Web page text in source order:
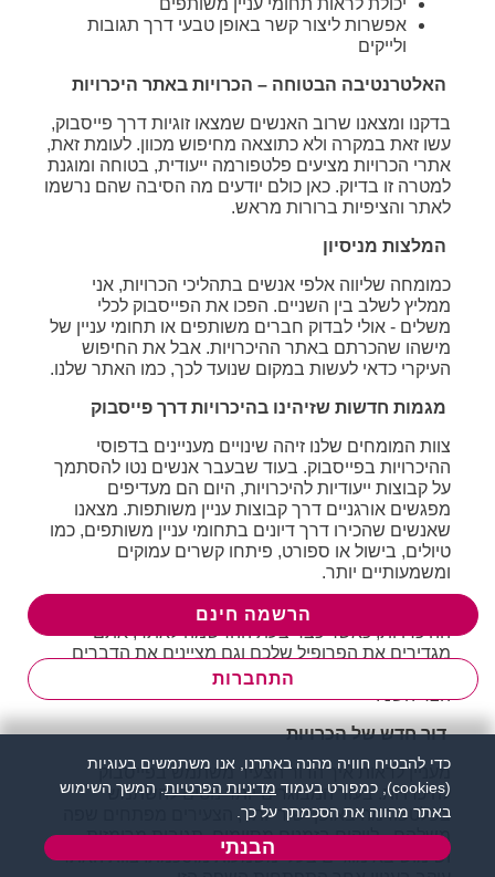
יכולת לראות תחומי עניין משותפים
אפשרות ליצור קשר באופן טבעי דרך תגובות
ולייקים
האלטרנטיבה הבטוחה – הכרויות באתר היכרויות
בדקנו ומצאנו שרוב האנשים שמצאו זוגיות דרך פייסבוק,
עשו זאת במקרה ולא כתוצאה מחיפוש מכוון. לעומת זאת,
אתרי הכרויות מציעים פלטפורמה ייעודית, בטוחה ומוגנת
למטרה זו בדיוק. כאן כולם יודעים מה הסיבה שהם נרשמו
לאתר והציפיות ברורות מראש.
המלצות מניסיון
כמומחה שליווה אלפי אנשים בתהליכי הכרויות, אני
ממליץ לשלב בין השניים. הפכו את הפייסבוק לכלי
משלים - אולי לבדוק חברים משותפים או תחומי עניין של
מישהו שהכרתם באתר ההיכרויות. אבל את החיפוש
העיקרי כדאי לעשות במקום שנועד לכך, כמו האתר שלנו.
מגמות חדשות שזיהינו בהיכרויות דרך פייסבוק
צוות המומחים שלנו זיהה שינויים מעניינים בדפוסי
ההיכרויות בפייסבוק. בעוד שבעבר אנשים נטו להסתמך
על קבוצות ייעודיות להיכרויות, היום הם מעדיפים
מפגשים אורגניים דרך קבוצות עניין משותפות. מצאנו
שאנשים שהכירו דרך דיונים בתחומי עניין משותפים, כמו
טיולים, בישול או ספורט, פיתחו קשרים עמוקים
ומשמעותיים יותר.
כל אלו באים לידי ביטוי בצורה יותר אישית אצלנו באתר
ההיכרויות, כאשר כבר בעת ההרשמה לאתר, אתם
מגדירים את הפרופיל שלכם וגם מציינים את הדברים
שמעניינים אתכם. לרוב אלו גם יהיו נושאי השיחה עם
הצד השני.
דור חדש של הכרויות
מעניין לראות איך הדור הצעיר משתמש בפייסבוק
להיכרויות. בעוד המבוגרים יותר נוטים להשתמש
בפלטפורמה באופן ישיר יותר, הצעירים מפתחים שפה
משלהם - לייקים בזמנים מסוימים, תגובות מרומזות,
ושימוש באימוג´ים בעלי משמעות מוסכמת. צוות האתר
הרשמה חינם
התחברות
כדי להבטיח חוויה מהנה באתרנו, אנו משתמשים בעוגיות
(cookies), כמפורט בעמוד
מדיניות הפרטיות . המשך השימוש
באתר מהווה את הסכמתך על כך.
הבנתי